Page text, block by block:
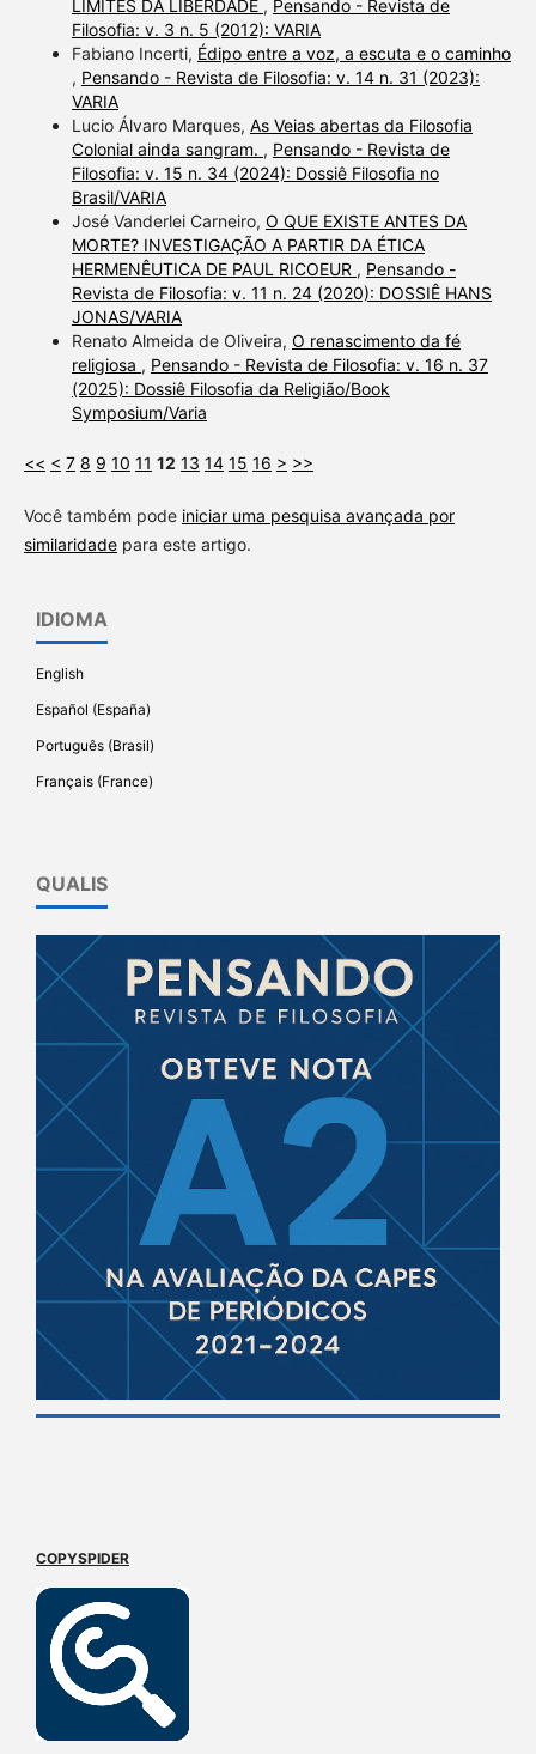
LIMITES DA LIBERDADE , Pensando - Revista de
Filosofia: v. 3 n. 5 (2012): VARIA
Fabiano Incerti, Édipo entre a voz, a escuta e o caminho
, Pensando - Revista de Filosofia: v. 14 n. 31 (2023):
VARIA
Lucio Álvaro Marques, As Veias abertas da Filosofia
Colonial ainda sangram. , Pensando - Revista de
Filosofia: v. 15 n. 34 (2024): Dossiê Filosofia no
Brasil/VARIA
José Vanderlei Carneiro, O QUE EXISTE ANTES DA
MORTE? INVESTIGAÇÃO A PARTIR DA ÉTICA
HERMENÊUTICA DE PAUL RICOEUR , Pensando -
Revista de Filosofia: v. 11 n. 24 (2020): DOSSIÊ HANS
JONAS/VARIA
Renato Almeida de Oliveira, O renascimento da fé
religiosa , Pensando - Revista de Filosofia: v. 16 n. 37
(2025): Dossiê Filosofia da Religião/Book
Symposium/Varia
<< < 7 8 9 10 11 12 13 14 15 16 > >>
Você também pode iniciar uma pesquisa avançada por
similaridadepara este artigo.
IDIOMA
English
Español (España)
Português (Brasil)
Français (France)
QUALIS
COPYSPIDER